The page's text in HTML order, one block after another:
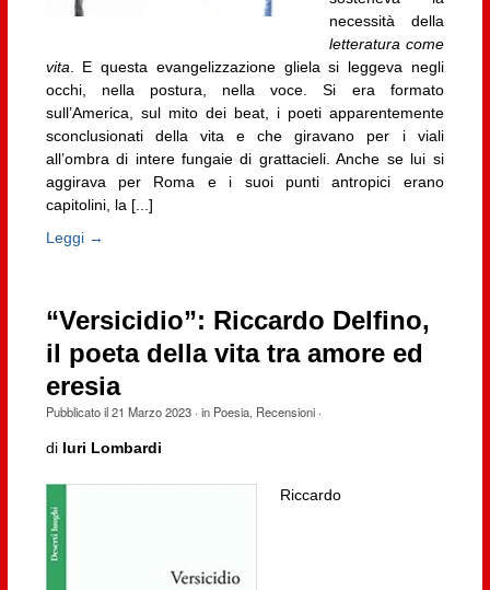
necessità della
letteratura come
vita . E questa evangelizzazione gliela si leggeva negli
occhi, nella postura, nella voce. Si era formato
sull’America, sul mito dei beat, i poeti apparentemente
sconclusionati della vita e che giravano per i viali
all’ombra di intere fungaie di grattacieli. Anche se lui si
aggirava per Roma e i suoi punti antropici erano
capitolini, la [...]
Leggi →
“Versicidio”: Riccardo Delfino,
il poeta della vita tra amore ed
eresia
Pubblicato il21 Marzo 2023· in Poesia, Recensioni·
di Iuri Lombardi
Riccardo